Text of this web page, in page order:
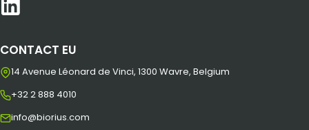
CONTACT EU
14 Avenue Léonard de Vinci, 1300 Wavre, Belgium
+32 2 888 4010
info@biorius.com